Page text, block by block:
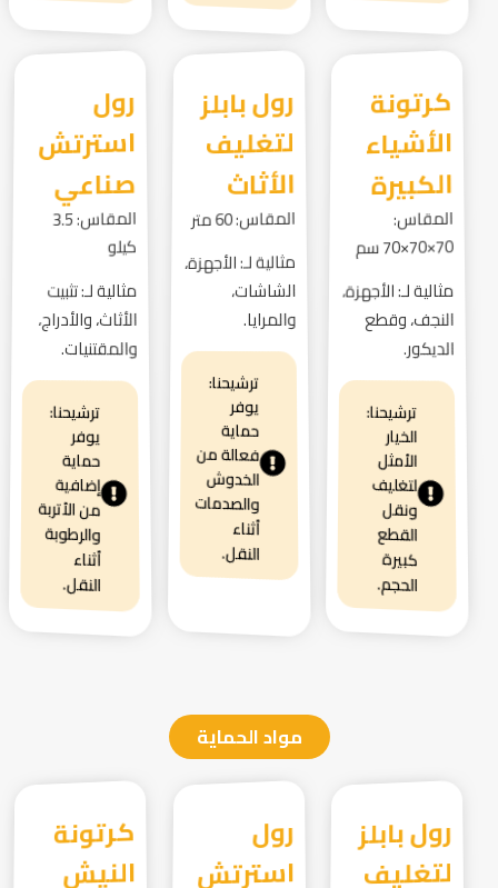
كرتونة
الأشياء
الكبيرة
المقاس:
70×70×70 سم
مثالية لـ: الأجهزة،
النجف، وقطع
الديكور.
ترشيحنا:
الخيار
الأمثل
لتغليف
ونقل
القطع
كبيرة
الحجم.
رول بابلز
لتغليف
الأثاث
المقاس: 60 متر
مثالية لـ: الأجهزة،
الشاشات،
والمرايا.
ترشيحنا:
يوفر
حماية
فعالة من
الخدوش
والصدمات
أثناء
النقل.
رول
استرتش
صناعي
المقاس: 3.5
كيلو
مثالية لـ: تثبيت
الأثاث، والأدراج،
والمقتنيات.
ترشيحنا:
يوفر
حماية
إضافية
من الأتربة
والرطوبة
أثناء
النقل.
مواد الحماية
رول بابلز
لتغليف رول
استرتش كرتونة
النيش